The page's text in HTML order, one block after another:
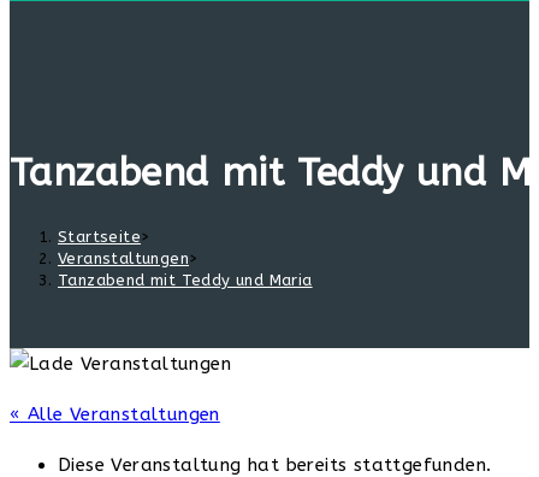
Tanzabend mit Teddy und
Startseite>
Veranstaltungen>
Tanzabend mit Teddy und Maria
« Alle Veranstaltungen
Diese Veranstaltung hat bereits stattgefunden.